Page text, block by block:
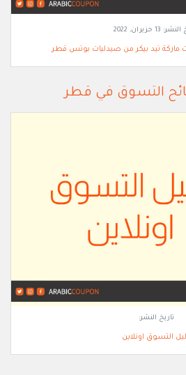
النشر: 13 حزيران, 2022
تيد بيكر من صيدليات بوتس قطر
التسوق في قطر
تاريخ النشر:
التسوق اونلاين